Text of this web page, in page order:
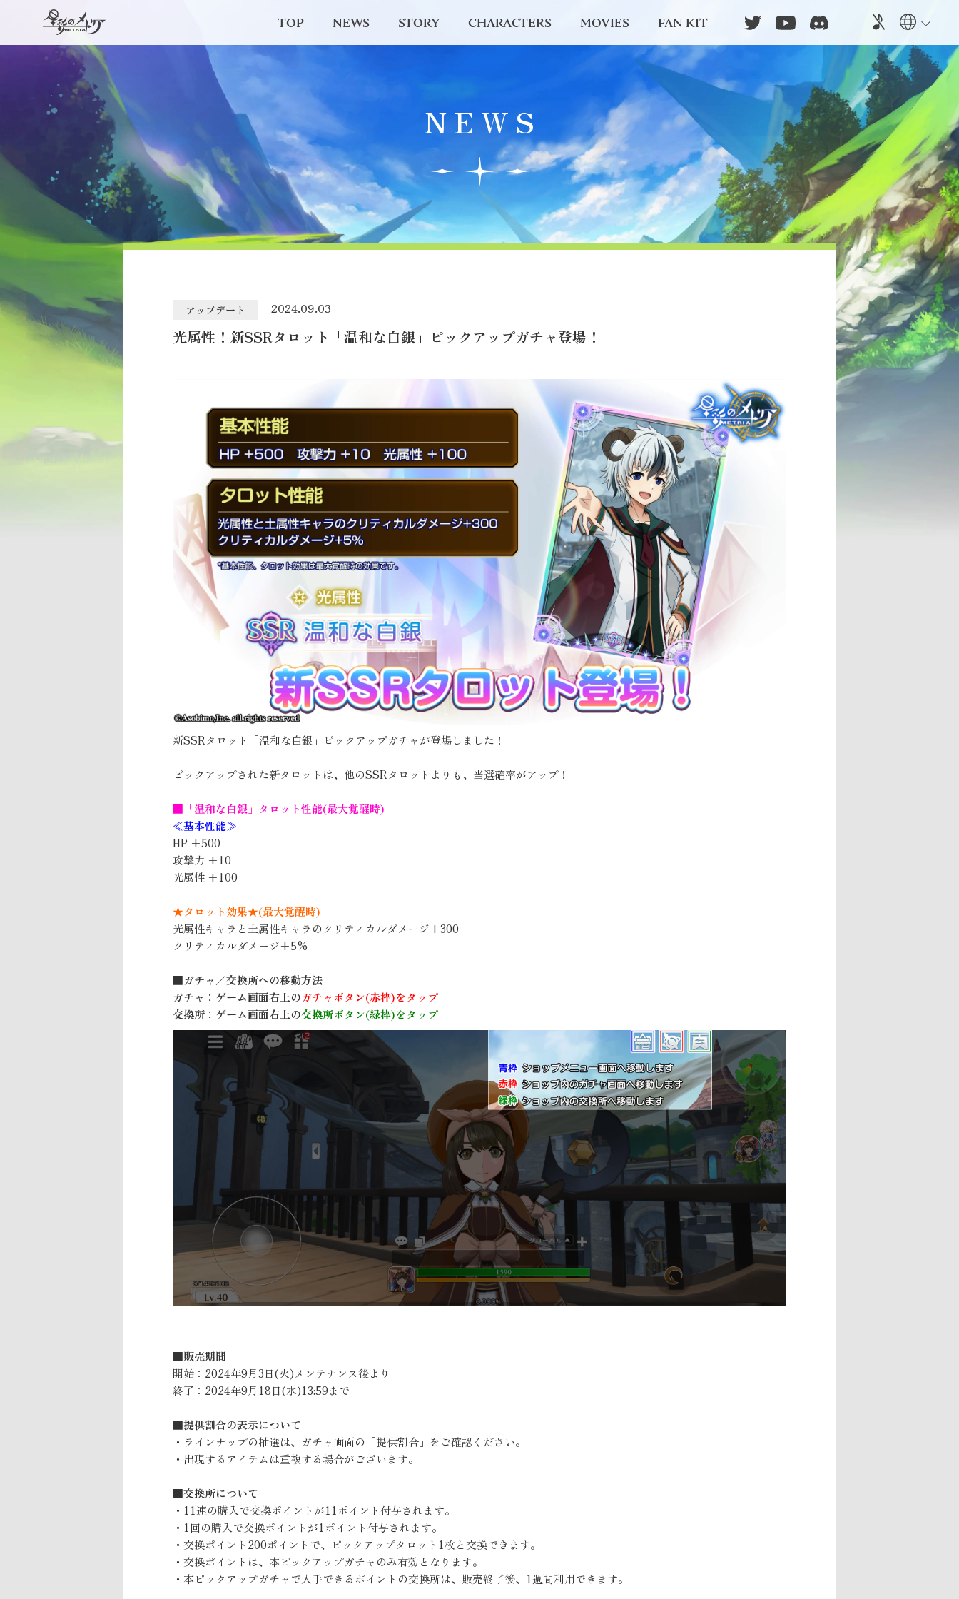
TOP NEWS STORY CHARACTERS MOVIES FAN KIT
NEWS
アップデート 2024.09.03
光属性！新SSRタロット「温和な白銀」ピックアップガチャ登場！
新SSRタロット「温和な白銀」ピックアップガチャが登場しました！
ピックアップされた新タロットは、他のSSRタロットよりも、当選確率がアップ！
■「温和な白銀」タロット性能(最大覚醒時)
≪基本性能≫
HP +500
攻撃力 +10
光属性 +100
★タロット効果★(最大覚醒時)
光属性キャラと土属性キャラのクリティカルダメージ+300
クリティカルダメージ+5%
■ガチャ／交換所への移動方法
ガチャ：ゲーム画面右上のガチャボタン(赤枠)をタップ
交換所：ゲーム画面右上の交換所ボタン(緑枠)をタップ
■販売期間
開始：2024年9月3日(火)メンテナンス後より
終了：2024年9月18日(水)13:59まで
■提供割合の表示について
・ラインナップの抽選は、ガチャ画面の「提供割合」をご確認ください。
・出現するアイテムは重複する場合がございます。
■交換所について
・11連の購入で交換ポイントが11ポイント付与されます。
・1回の購入で交換ポイントが1ポイント付与されます。
・交換ポイント200ポイントで、ピックアップタロット1枚と交換できます。
・交換ポイントは、本ピックアップガチャのみ有効となります。
・本ピックアップガチャで入手できるポイントの交換所は、販売終了後、1週間利用できます。